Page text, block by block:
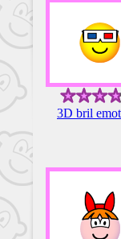
3D bril